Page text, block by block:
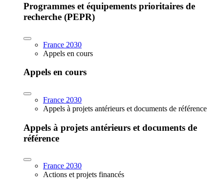
Programmes et équipements prioritaires de
recherche (PEPR)
France 2030
Appels en cours
Appels en cours
France 2030
Appels à projets antérieurs et documents de référence
Appels à projets antérieurs et documents de
référence
France 2030
Actions et projets financés